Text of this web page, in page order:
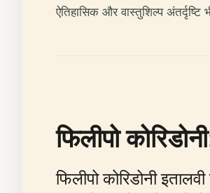
ऐतिहासिक और वास्तुशिल्प अंतर्दृष्टि
फिलीपो
फिलीपो कोरिडोनी